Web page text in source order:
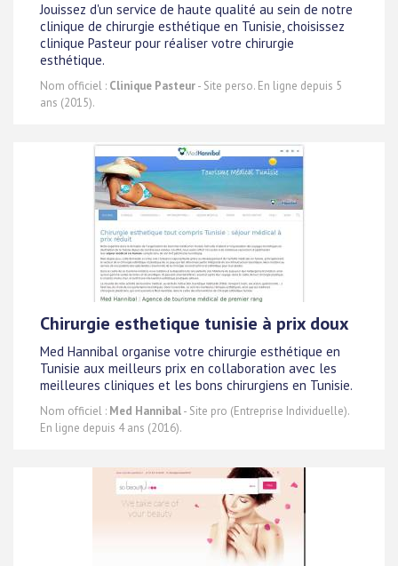
Jouissez d'un service de haute qualité au sein de notre
clinique de chirurgie esthétique en Tunisie, choisissez
clinique Pasteur pour réaliser votre chirurgie
esthétique.
Nom officiel : Clinique Pasteur- Site perso. En ligne depuis 5
ans (2015).
Chirurgie esthetique tunisie à prix doux
Med Hannibal organise votre chirurgie esthétique en
Tunisie aux meilleurs prix en collaboration avec les
meilleures cliniques et les bons chirurgiens en Tunisie.
Nom officiel : Med Hannibal- Site pro (Entreprise Individuelle).
En ligne depuis 4 ans (2016).